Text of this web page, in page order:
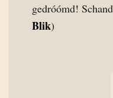
gedróómd!
Blik)